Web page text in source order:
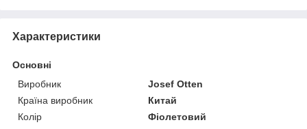
Характеристики
Основні
Виробник
Josef Otten
Країна виробник
Китай
Колір
Фіолетовий